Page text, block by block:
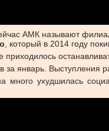
АМК называют
, который в 2014 году
январь. Выступления
ухудшилась